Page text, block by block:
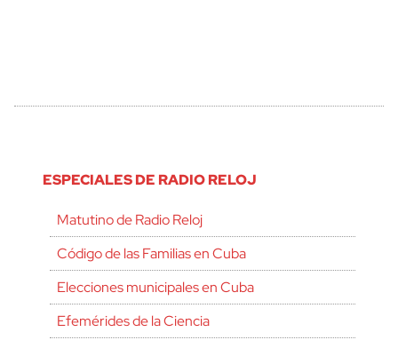
ESPECIALES DE RADIO RELOJ
Matutino de Radio Reloj
Código de las Familias en Cuba
Elecciones municipales en Cuba
Efemérides de la Ciencia